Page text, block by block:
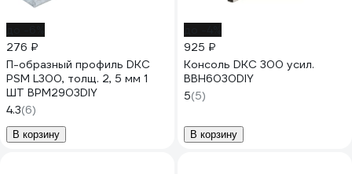
276 ₽
П-образный профиль DKC
PSM L300, толщ. 2, 5 мм 1
ШТ BPM2903DIY
4.3(6)
В корзину
925 ₽
Консоль DKC 300 усил.
BBH6030DIY
5(5)
В корзину